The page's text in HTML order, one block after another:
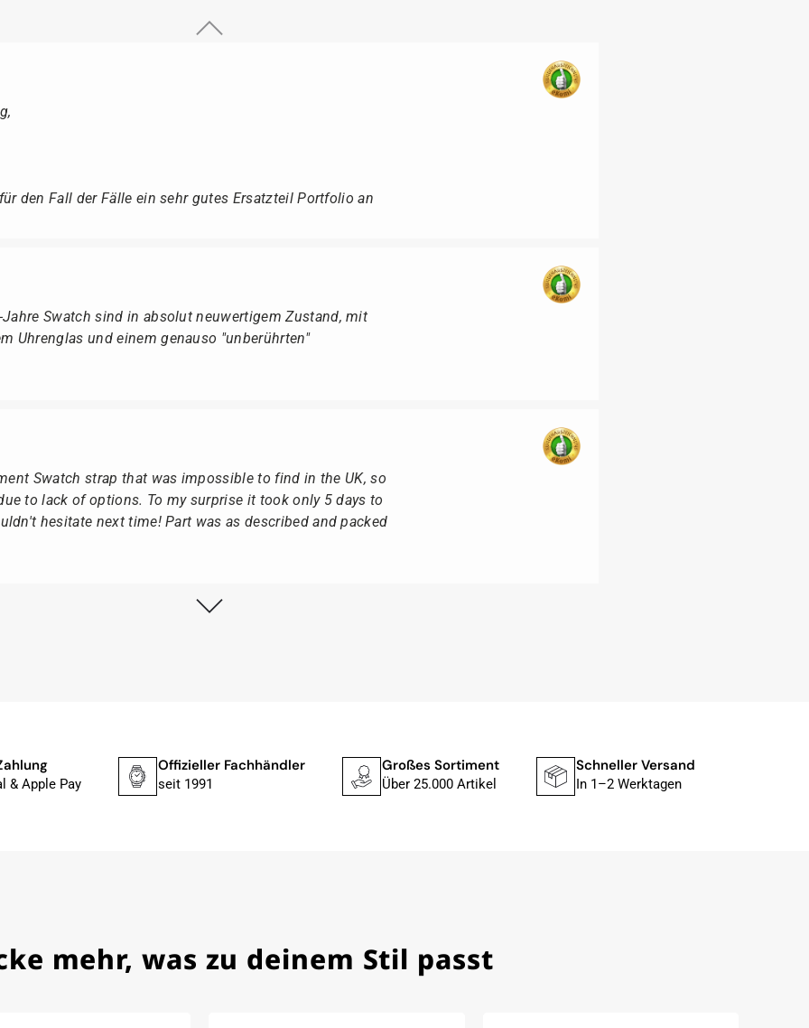
den Fall der Fälle ein sehr gutes Ersatzteil Portfolio an
Jahre Swatch sind in absolut neuwertigem Zustand, mit
Uhrenglas und einem genauso "unberührten"
Swatch strap that was impossible to find in the UK, so
to lack of options. To my surprise it took only 5 days to
hesitate next time! Part was as described and packed
Arbeit und tollen Service extrem weiter empfehlen.
& Apple Pay
Offizieller Fachhändler
seit 1991
Großes Sortiment
Über 25.000 Artikel
Schneller Versand
In 1–2 Werktagen
mehr, was zu deinem Stil passt